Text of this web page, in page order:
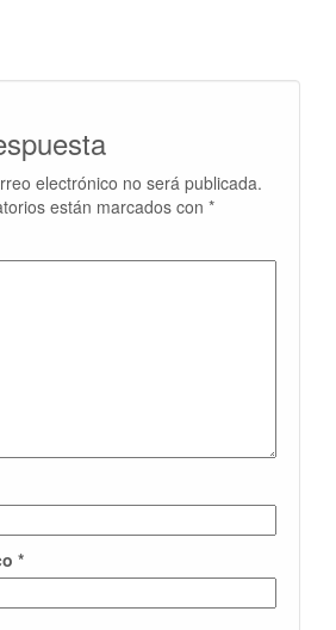
electrónico no será publicada.
están marcados con *
*